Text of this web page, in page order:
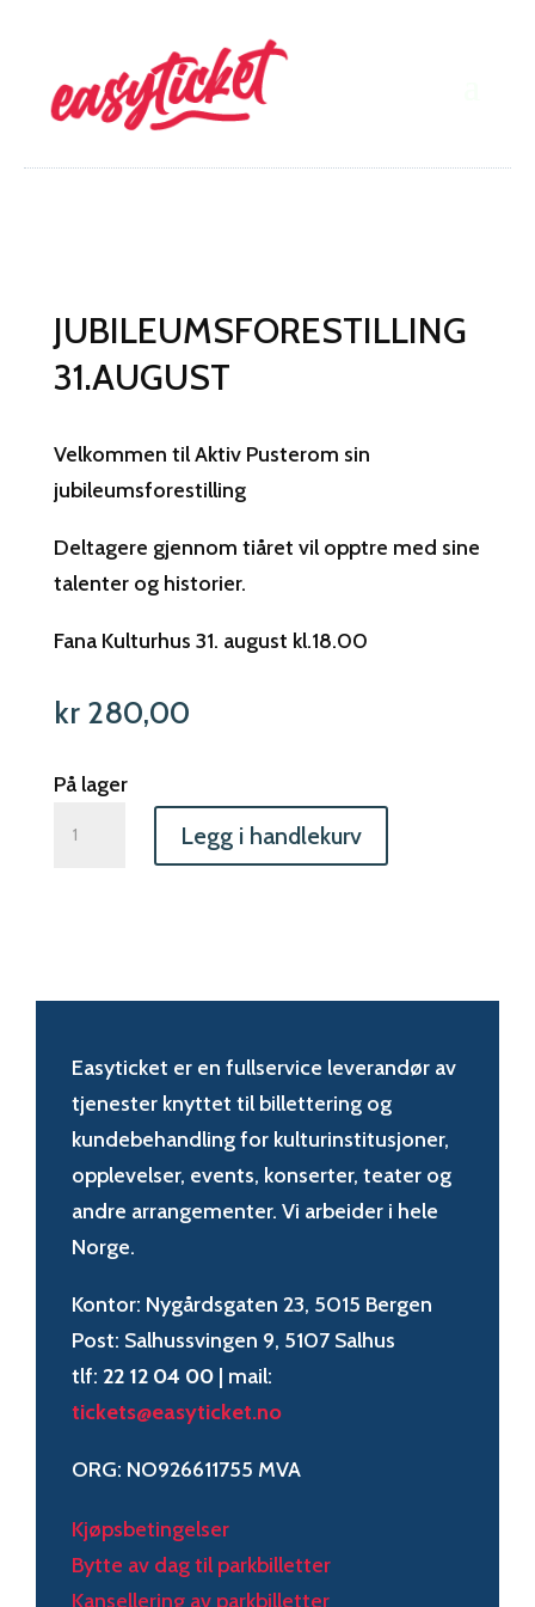
JUBILEUMSFORESTILLING
31.AUGUST
Velkommen til Aktiv Pusterom sin
jubileumsforestilling
Deltagere gjennom tiåret vil opptre med sine
talenter og historier.
Fana Kulturhus 31. august kl.18.00
kr280,00
På lager
Legg i handlekurv
Easyticket er en fullservice leverandør av
tjenester knyttet til billettering og
kundebehandling for kulturinstitusjoner,
opplevelser, events, konserter, teater og
andre arrangementer. Vi arbeider i hele
Norge.
Kontor: Nygårdsgaten 23, 5015 Bergen
Post: Salhussvingen 9, 5107 Salhus
tlf: 22 12 04 00 | mail:
tickets@easyticket.no
ORG: NO926611755 MVA
Kjøpsbetingelser
Bytte av dag til parkbilletter
Kansellering av parkbilletter